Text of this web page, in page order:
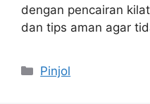
dengan pencairan
dan tips aman agar
Categories
Pinjol